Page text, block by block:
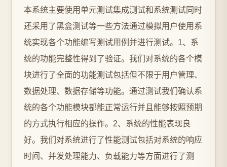
本系统主要使用单元测试集成测试和系统测试同时
还采用了黑盒测试等一些方法通过模拟用户使用系
统实现各个功能编写测试用例并进行测试。1、系
统的功能完整性得到了验证。我们对系统的各个模
块进行了全面的功能测试包括但不限于用户管理、
数据处理、数据存储等功能。通过测试我们确认系
统的各个功能模块都能正常运行并且能够按照预期
的方式执行相应的操作。2、系统的性能表现良
好。我们对系统进行了性能测试包括对系统的响应
时间、并发处理能力、负载能力等方面进行了测